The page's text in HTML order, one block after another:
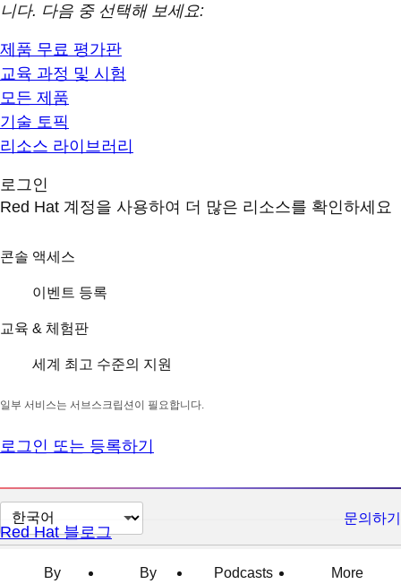
니다. 다음 중 선택해 보세요:
제품 무료 평가판
교육 과정 및 시험
모든 제품
기술 토픽
리소스 라이브러리
로그인
Red Hat 계정을 사용하여 더 많은 리소스를 확인하세요
콘솔 액세스
이벤트 등록
교육 & 체험판
세계 최고 수준의 지원
일부 서비스는 서브스크립션이 필요합니다.
로그인 또는 등록하기
페
이
문의하기
Red Hat 블로그
By
By
Podcasts
More